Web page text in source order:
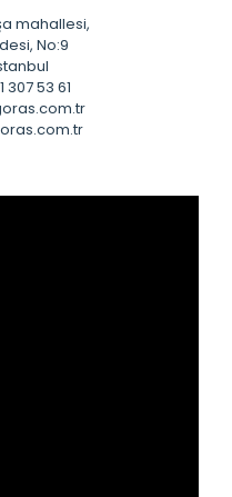
mahallesi,
No:9
53 61